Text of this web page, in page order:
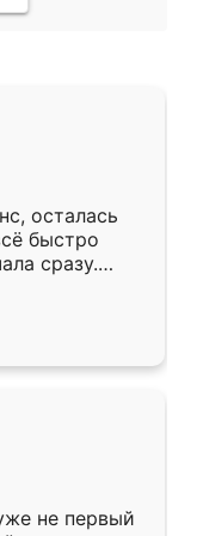
осталась
быстро
сразу.
подошёл к
Собрали
даже
не первый